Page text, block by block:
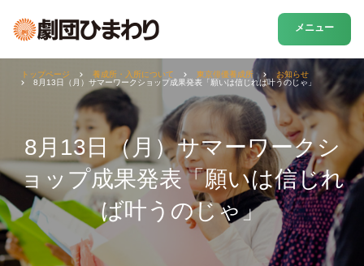
メニュー
8月13日（月）サマーワークシ
ョップ成果発表「願いは信じれ
ば叶うのじゃ」
トップページ 養成所・入所について 東京俳優養成所
お知らせ
8月13日（月）サマーワークショップ成果発表「願いは信じれば叶うのじゃ」